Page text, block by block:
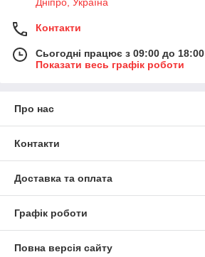
Контакти
Сьогодні працює з 09:00 до 18:00
Показати весь графік роботи
Про нас
Контакти
Доставка та оплата
Графік роботи
Повна версія сайту